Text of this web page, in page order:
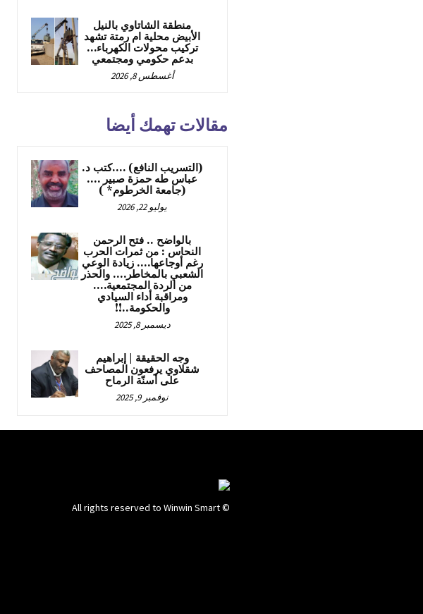
منطقة الشاتاوي بالنيل
الأبيض محلية ام رمتة تشهد
تركيب محولات الكهرباء…
بدعم حكومي ومجتمعي
أغسطس 8, 2026
مقالات تهمك أيضا
(التسريب النافع) ….كتب د.
عباس طه حمزة صبير ….
(جامعة الخرطوم* )
يوليو 22, 2026
بالواضح .. فتح الرحمن
النحاس : من ثمرات الحرب
رغم أوجاعها…. زيادة الوعي
الشعبي بالمخاطر…. والحذر
من الردة المجتمعية….
ومراقبة أداء السيادي
والحكومة..!!
ديسمبر 8, 2025
وجه الحقيقة | إبراهيم
شقلاوي يرفعون المصاحف
على أسنّة الرماح
نوفمبر 9, 2025
© All rights reserved to Winwin Smart